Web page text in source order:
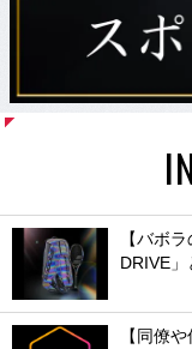
【バボ
DRIVE
【同僚